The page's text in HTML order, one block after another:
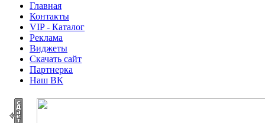
Главная
Контакты
VIP - Каталог
Реклама
Виджеты
Скачать сайт
Партнерка
Наш ВК